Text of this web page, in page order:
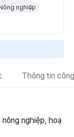
nghiệp
Thông tin
nghiệp, hoạ